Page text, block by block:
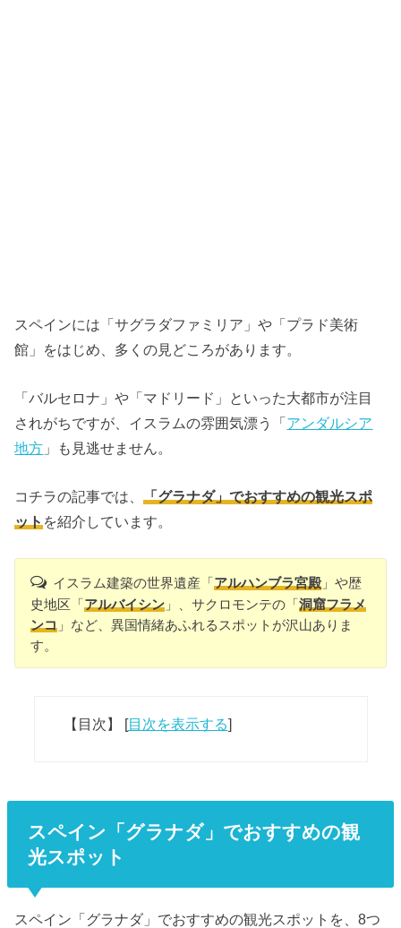
スペインには「サグラダファミリア」や「プラド美術
館」をはじめ、多くの見どころがあります。
「バルセロナ」や「マドリード」といった大都市が注目
されがちですが、イスラムの雰囲気漂う「アンダルシア
地方 」も見逃せません。
コチラの記事では、「グラナダ」でおすすめの観光スポ
ットを紹介しています。
イスラム建築の世界遺産「アルハンブラ宮殿」や歴
史地区「アルバイシン 」、サクロモンテの「洞窟フラメ
ンコ 」など、異国情緒あふれるスポットが沢山ありま
す。
【目次】 [目次を表示する]
スペイン「グラナダ」でおすすめの観
光スポット
スペイン「グラナダ」でおすすめの観光スポットを、8つ